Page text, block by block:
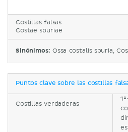
Costillas falsas
Costae spuriae
Sinónimos: Ossa costalis spuria,
Puntos clave sobre las costillas
Costillas verdaderas